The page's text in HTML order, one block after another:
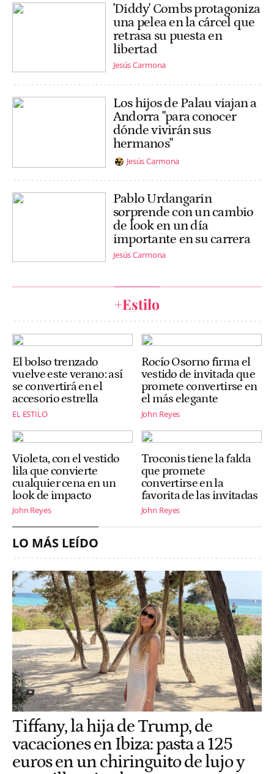
'Diddy' Combs protagoniza
una pelea en la cárcel que
retrasa su puesta en
libertad
Jesús Carmona
Los hijos de Palau viajan a
Andorra "para conocer
dónde vivirán sus
hermanos"
Jesús Carmona
Pablo Urdangarin
sorprende con un cambio
de look en un día
importante en su carrera
Jesús Carmona
+Estilo
El bolso trenzado
vuelve este verano: así
se convertirá en el
accesorio estrella
EL ESTILO
Rocío Osorno firma el
vestido de invitada que
promete convertirse en
el más elegante
John Reyes
Violeta, con el vestido
lila que convierte
cualquier cena en un
look de impacto
John Reyes
Troconis tiene la falda
que promete
convertirse en la
favorita de las invitadas
John Reyes
LO MÁS LEÍDO
Tiffany, la hija de Trump, de
vacaciones en Ibiza: pasta a 125
euros en un chiringuito de lujo y